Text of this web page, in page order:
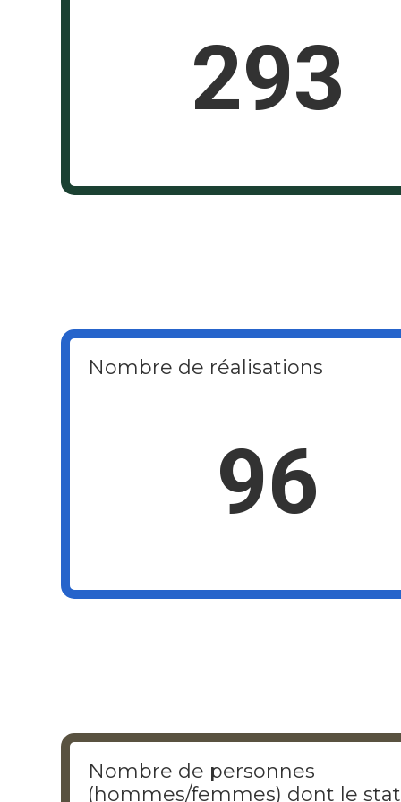
293
Nombre de réalisations
96
Nombre de personnes
(hommes/femmes) dont le